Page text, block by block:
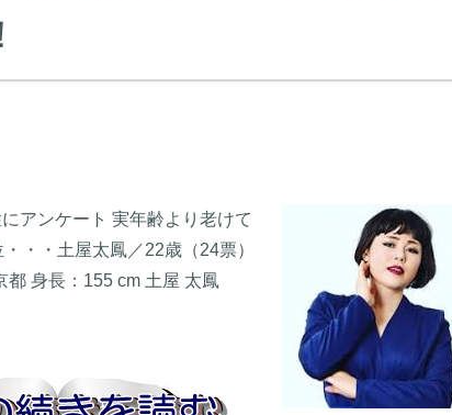
アンケート 実年齢より老けて
・・土屋太鳳／22歳（24票）
身長：155 cm 土屋 太鳳